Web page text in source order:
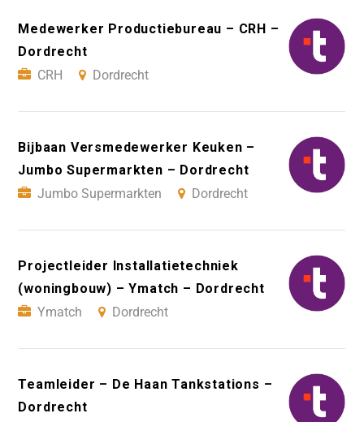
Medewerker Productiebureau – CRH –
Dordrecht
CRH
Dordrecht
Bijbaan Versmedewerker Keuken –
Jumbo Supermarkten – Dordrecht
Jumbo Supermarkten
Dordrecht
Projectleider Installatietechniek
(woningbouw) – Ymatch – Dordrecht
Ymatch
Dordrecht
Teamleider – De Haan Tankstations –
Dordrecht